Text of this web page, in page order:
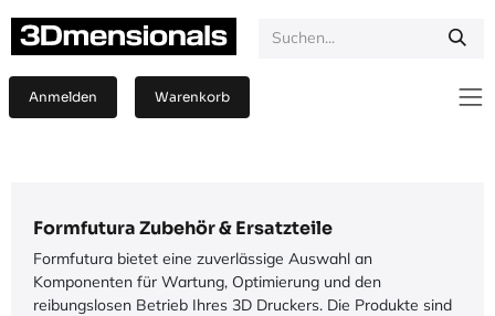
Anmelden Warenkorb
Formfutura Zubehör & Ersatzteile
Formfutura bietet eine zuverlässige Auswahl an
Komponenten für Wartung, Optimierung und den
reibungslosen Betrieb Ihres 3D Druckers. Die Produkte sind